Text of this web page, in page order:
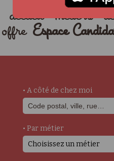
accueil métiers
offre Espace
• A côté de chez moi
• Par métier
Choisissez un métier